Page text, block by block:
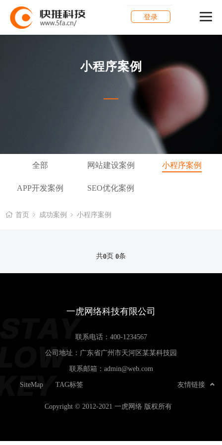
登录
小程序案例
全部 网站建设案例 小程序案例
APP开发案例 SEO优化案例
首页 成功案例 小程序案例
共0页 0条
一虎网络科技有限公司
联系电话： 400-1234567
公司地址：广东省广州市天河区某某科技园
联系邮箱： admin@web.com
友情链接
SiteMap TAG标签
Copyright © 2012-2021 一虎网络 版权所有